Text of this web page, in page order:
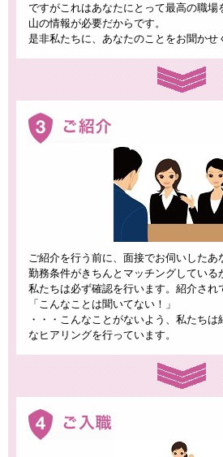
ですがこれはあなたにとって最高の職場
山の情報が必要だからです。
是非私たちに、あなたのことをお聞かせ
ご紹介を行う前に、面接でお伺いしたあ
勤務条件がきちんとマッチングしている
私たちは必ず確認を行います。紹介され
「こんなことは聞いてない！」
・・・こんなことがないよう、私たち
なヒアリングを行っています。